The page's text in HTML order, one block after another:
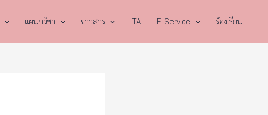
แผนกวิชา ข่าวสาร ITA E-Service ร้องเรียน